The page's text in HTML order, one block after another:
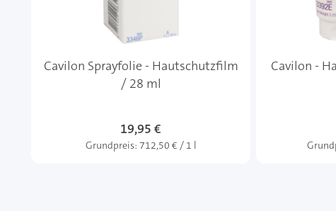
Cavilon Sprayfolie - Hautschutzfilm
/ 28 ml
19,95 €
Grundpreis: 712,50 € / 1 l
Cavilon -